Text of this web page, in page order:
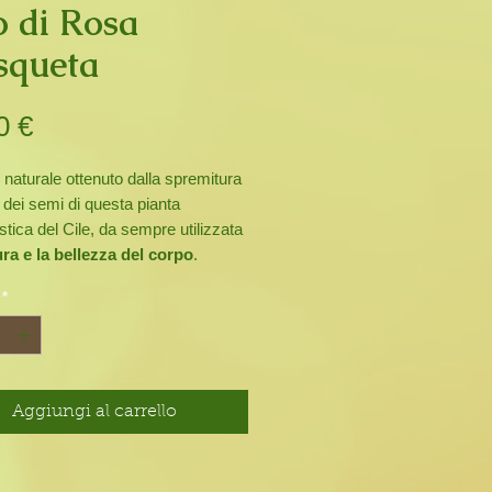
di Rosa
€Prezzo
naturale ottenuto dalla spremitura
semi di questa pianta
del Cile, da sempre utilizzata
e la bellezza del corpo.
cicatrici, scottature
senili. Minimizza distende
formazione di rughe. A rapido
grasse.
indicato per il rinforzo e la
*
Aggiungi al carrello